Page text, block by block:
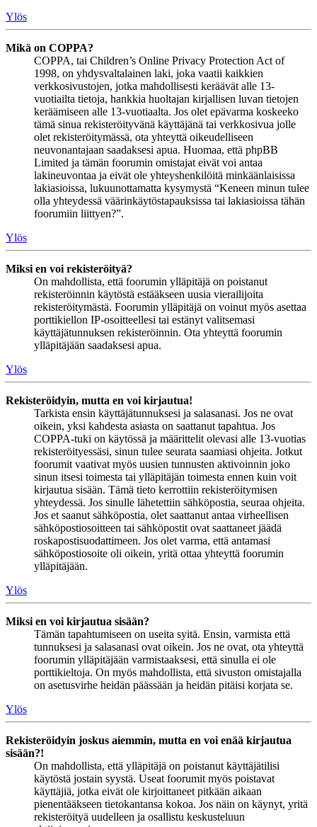
Ylös
Mikä on COPPA?
COPPA, tai Children’s Online Privacy Protection Act of
1998, on yhdysvaltalainen laki, joka vaatii kaikkien
verkkosivustojen, jotka mahdollisesti keräävät alle 13-
vuotiailta tietoja, hankkia huoltajan kirjallisen luvan tietojen
keräämiseen alle 13-vuotiaalta. Jos olet epävarma koskeeko
tämä sinua rekisteröityvänä käyttäjänä tai verkkosivua jolle
olet rekisteröitymässä, ota yhteyttä oikeudelliseen
neuvonantajaan saadaksesi apua. Huomaa, että phpBB
Limited ja tämän foorumin omistajat eivät voi antaa
lakineuvontaa ja eivät ole yhteyshenkilöitä minkäänlaisissa
lakiasioissa, lukuunottamatta kysymystä “Keneen minun tulee
olla yhteydessä väärinkäytöstapauksissa tai lakiasioissa tähän
foorumiin liittyen?”.
Ylös
Miksi en voi rekisteröityä?
On mahdollista, että foorumin ylläpitäjä on poistanut
rekisteröinnin käytöstä estääkseen uusia vierailijoita
rekisteröitymästä. Foorumin ylläpitäjä on voinut myös asettaa
porttikiellon IP-osoitteellesi tai estänyt valitsemasi
käyttäjätunnuksen rekisteröinnin. Ota yhteyttä foorumin
ylläpitäjään saadaksesi apua.
Ylös
Rekisteröidyin, mutta en voi kirjautua!
Tarkista ensin käyttäjätunnuksesi ja salasanasi. Jos ne ovat
oikein, yksi kahdesta asiasta on saattanut tapahtua. Jos
COPPA-tuki on käytössä ja määrittelit olevasi alle 13-vuotias
rekisteröityessäsi, sinun tulee seurata saamiasi ohjeita. Jotkut
foorumit vaativat myös uusien tunnusten aktivoinnin joko
sinun itsesi toimesta tai ylläpitäjän toimesta ennen kuin voit
kirjautua sisään. Tämä tieto kerrottiin rekisteröitymisen
yhteydessä. Jos sinulle lähetettiin sähköpostia, seuraa ohjeita.
Jos et saanut sähköpostia, olet saattanut antaa virheellisen
sähköpostiosoitteen tai sähköpostit ovat saattaneet jäädä
roskapostisuodattimeen. Jos olet varma, että antamasi
sähköpostiosoite oli oikein, yritä ottaa yhteyttä foorumin
ylläpitäjään.
Ylös
Miksi en voi kirjautua sisään?
Tämän tapahtumiseen on useita syitä. Ensin, varmista että
tunnuksesi ja salasanasi ovat oikein. Jos ne ovat, ota yhteyttä
foorumin ylläpitäjään varmistaaksesi, että sinulla ei ole
porttikieltoja. On myös mahdollista, että sivuston omistajalla
on asetusvirhe heidän päässään ja heidän pitäisi korjata se.
Ylös
Rekisteröidyin joskus aiemmin, mutta en voi enää kirjautua
sisään?!
On mahdollista, että ylläpitäjä on poistanut käyttäjätilisi
käytöstä jostain syystä. Useat foorumit myös poistavat
käyttäjiä, jotka eivät ole kirjoittaneet pitkään aikaan
pienentääkseen tietokantansa kokoa. Jos näin on käynyt, yritä
rekisteröityä uudelleen ja osallistu keskusteluun